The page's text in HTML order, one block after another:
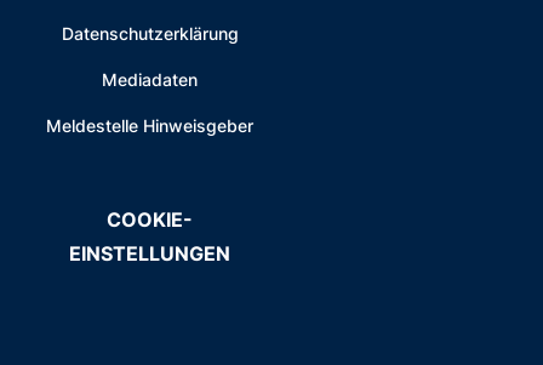
Datenschutzerklärung
Mediadaten
Meldestelle Hinweisgeber
COOKIE-
EINSTELLUNGEN